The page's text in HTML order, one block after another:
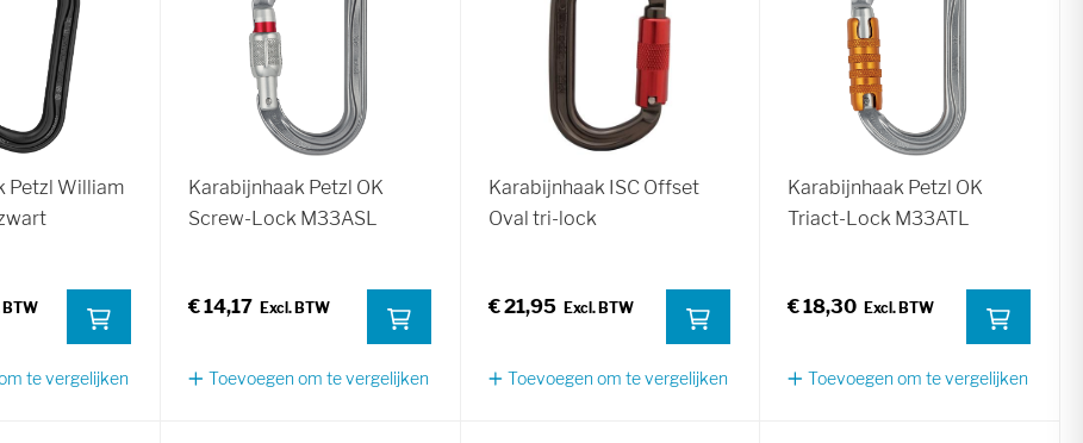
Petzl William
te vergelijken
Karabijnhaak Petzl OK
Screw-Lock M33ASL
€ 14,17
Toevoegen om te vergelijken
Karabijnhaak ISC Offset
Oval tri-lock
€ 21,95
Toevoegen om te vergelijken
Karabijnhaak Petzl OK
Triact-Lock M33ATL
€ 18,30
Toevoegen om te vergelijken